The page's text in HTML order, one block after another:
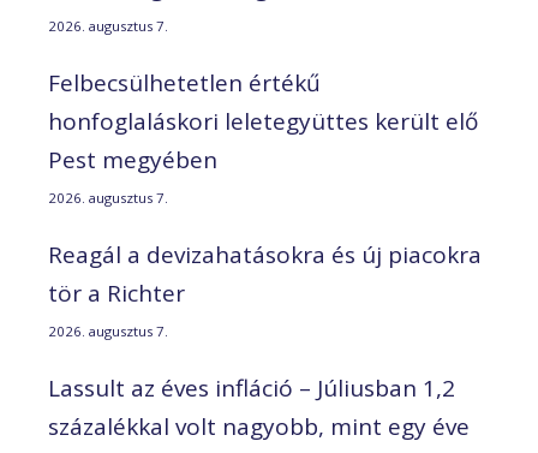
2026. augusztus 7.
Felbecsülhetetlen értékű
honfoglaláskori leletegyüttes került elő
Pest megyében
2026. augusztus 7.
Reagál a devizahatásokra és új piacokra
tör a Richter
2026. augusztus 7.
Lassult az éves infláció – Júliusban 1,2
százalékkal volt nagyobb, mint egy éve